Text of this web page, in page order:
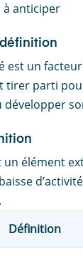
à anticiper
est un
tirer parti
un élément
Définition